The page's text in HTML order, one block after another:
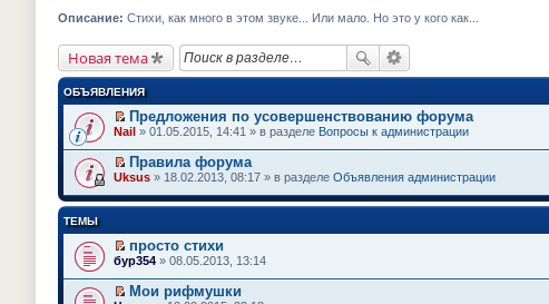
Описание: Стихи, как много в этом звуке... Или мало. Но это у кого как...
Новая тема
ОБЪЯВЛЕНИЯ
П
р
е
й
т
и
п
е
р
о
м
Предложения по усовершенствованию форума
Nail » 01.05.2015, 14:41 » в разделе Вопросы к администрации
П
р
т
и
к
п
е
Правила форума
Uksus » 18.02.2013, 08:17 » в разделе Объявления администрации
ТЕМЫ
П
е
р
е
просто стихи
бур354 » 08.05.2013, 13:14
Мои рифмушки